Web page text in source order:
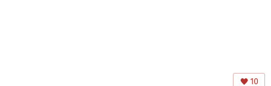
10